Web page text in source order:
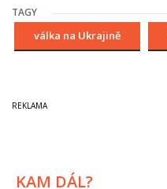
TAGY
válka na Ukrajině
KAM DÁL?